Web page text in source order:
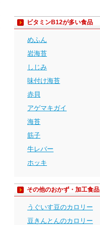
ビタミンB12が多い食品
めふん
岩海苔
しじみ
味付け海苔
赤貝
アゲマキガイ
海苔
筋子
牛レバー
ホッキ
その他のおかず・加工食品
うぐいす豆のカロリー
豆きんとんのカロリー